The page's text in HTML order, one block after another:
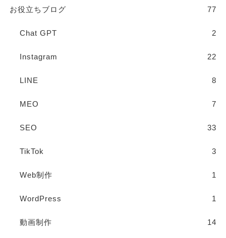
お役立ちブログ 77
Chat GPT 2
Instagram 22
LINE 8
MEO 7
SEO 33
TikTok 3
Web制作 1
WordPress 1
動画制作 14